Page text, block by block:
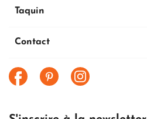
Taquin
Contact
FacebookPinterestInstagram